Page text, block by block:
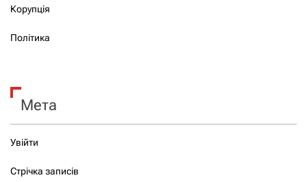
Корупція
Політика
Мета
Увійти
Стрічка записів